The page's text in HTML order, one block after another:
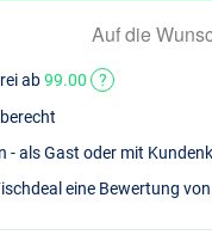
Auf die
ab99.00
?
- als Gast oder mit
eine Bewertung